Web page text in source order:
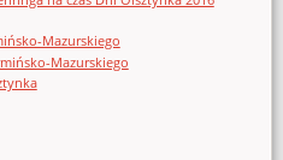
Mazurskiego
Mazurskiego